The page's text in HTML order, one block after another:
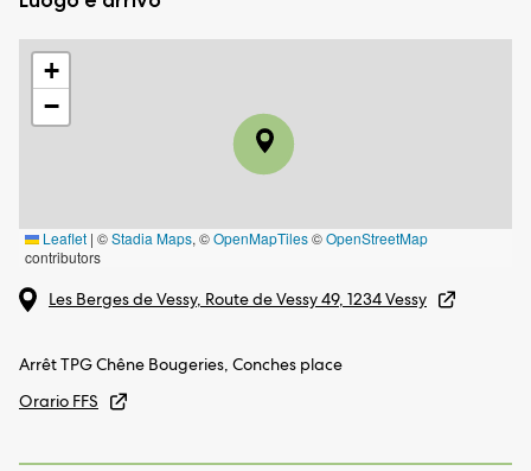
+
−
Leaflet | ©Stadia Maps, ©OpenMapTiles©OpenStreetMap
contributors
Les Berges de Vessy, Route de Vessy 49, 1234 Vessy
Arrêt TPG Chêne Bougeries, Conches place
Orario FFS